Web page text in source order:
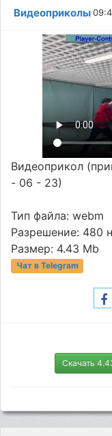
Видеоприколы
Видеоприкол
- 06 - 23)
Тип файла: webm
Разрешение: 480
Размер: 4.43 Mb
Чат в Telegram
Скачать